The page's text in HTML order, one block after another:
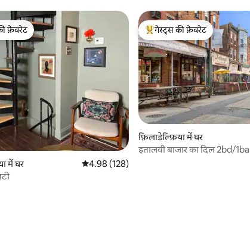
फ़ेवरेट
फ़ेवरेट
में घर औसत रेटिंग 5 में से 4.98, 128 समीक्षाएँ
4.98 (128)
गेस्ट्स का टॉप फ़ेवरेट
गेस्ट्स की फ़ेवरेट
फ़िलाडेल्फ़िया में घर
इतालवी बाजार का दिल 2bd/1ba